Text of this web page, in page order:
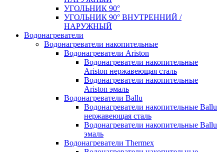
УГОЛЬНИК 90°
УГОЛЬНИК 90° ВНУТРЕННИЙ /
НАРУЖНЫЙ
Водонагреватели
Водонагреватели накопительные
Водонагреватели Ariston
Водонагреватели накопительные
Ariston нержавеющая сталь
Водонагреватели накопительные
Ariston эмаль
Водонагреватели Ballu
Водонагреватели накопительные Ballu
нержавеющая сталь
Водонагреватели накопительные Ballu
эмаль
Водонагреватели Thermex